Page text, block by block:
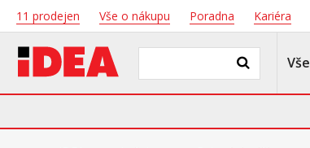
11 prodejen Vše o nákupu Poradna Kariéra
Vše